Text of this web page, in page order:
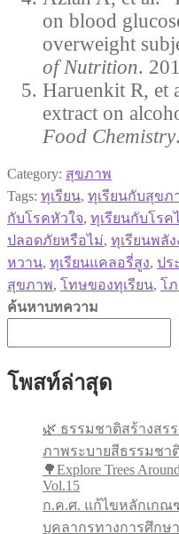
on blood
overweight
of Nutrition.
Haruenkit R, et
extract on
Food Chemistry
Category: สุขภาพ
Tags: ทุเรียน, ทุเรียนกับสุขภ
กับโรคหัวใจ, ทุเรียนกับโรค
ปลอดภัยหรือไม่, ทุเรียนพลัง
หวาน, ทุเรียนแคลอรี่สูง, ปร
สุขภาพ, โทษของทุเรียน, โ
ค้นหาบทความ
โพสท์ล่าสุด
🌿 ธรรมชาติสร้างสร
ภาพระบายสีธรรมชาติ
🌳Explore Trees
Vol.15
ก.ค.ศ. แก้ไขหลักเกณ
บุคลากรทางการศึกษ